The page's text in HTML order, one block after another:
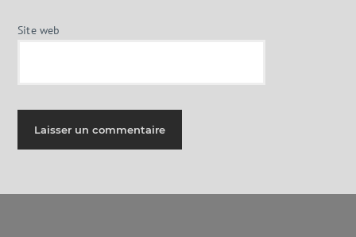
Site web